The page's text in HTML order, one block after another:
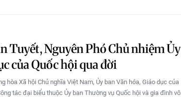
Tuyết, Nguyên Phó Chủ nhiệm Ủy
của Quốc hội qua đời
hòa Xã hội Chủ nghĩa Việt Nam, Ủy ban Văn hóa, Giáo dục của
tác đại biểu thuộc Ủy ban Thường vụ Quốc hội và gia đình vô